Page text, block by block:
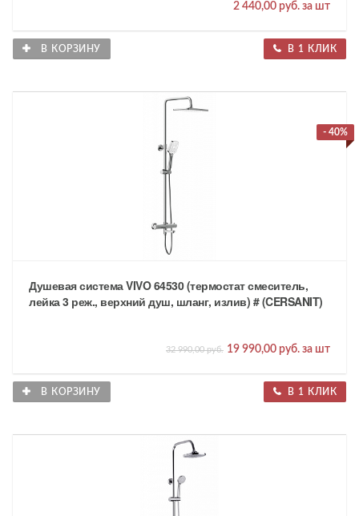
2 440,00 руб. за шт
В КОРЗИНУ В 1 КЛИК
- 40%
Душевая система VIVO 64530 (термостат смеситель,
лейка 3 реж., верхний душ, шланг, излив) # (CERSANIT)
32 990,00 руб. 19 990,00 руб. за шт
В КОРЗИНУ В 1 КЛИК